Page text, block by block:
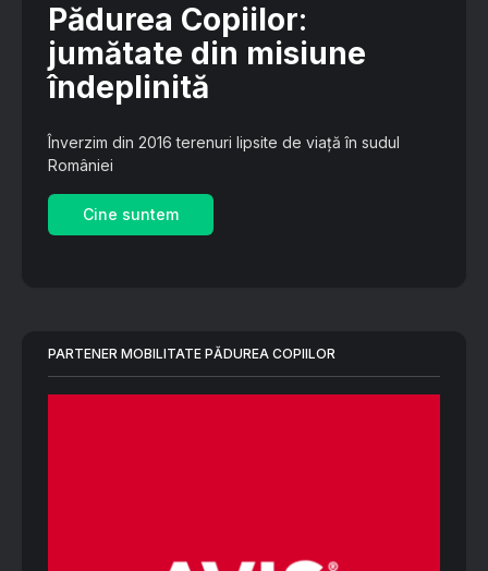
Pădurea Copiilor:
jumătate din misiune
îndeplinită
Înverzim din 2016 terenuri lipsite de viață în sudul
României
Cine suntem
PARTENER MOBILITATE PĂDUREA COPIILOR